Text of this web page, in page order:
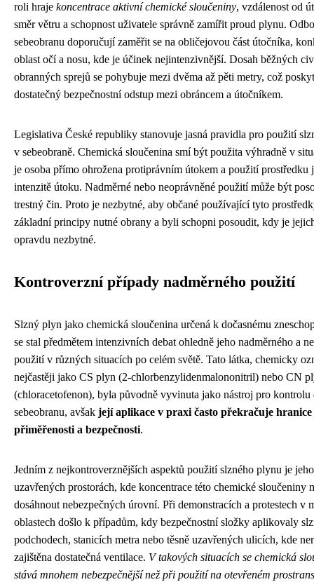
roli hraje koncentrace aktivní chemické sloučeniny, vzdálenost od
směr větru a schopnost uživatele správně zamířit proud plynu.
sebeobranu doporučují zaměřit se na obličejovou část útočníka,
oblast očí a nosu, kde je účinek nejintenzivnější. Dosah běžných
obranných sprejů se pohybuje mezi dvěma až pěti metry, což
dostatečný bezpečnostní odstup mezi obráncem a útočníkem.
Legislativa České republiky stanovuje jasná pravidla pro použití
v sebeobraně. Chemická sloučenina smí být použita výhradně v
je osoba přímo ohrožena protiprávním útokem a použití prostředku
intenzitě útoku. Nadměrné nebo neoprávněné použití může být
trestný čin. Proto je nezbytné, aby občané používající tyto
základní principy nutné obrany a byli schopni posoudit, kdy je
opravdu nezbytné.
Kontroverzní případy nadměrného použití
Slzný plyn jako chemická sloučenina určená k dočasnému
se stal předmětem intenzivních debat ohledně jeho nadměrného a
použití v různých situacích po celém světě. Tato látka, chemicky
nejčastěji jako CS plyn (2-chlorbenzylidenmalononitril) nebo CN
(chloracetofenon), byla původně vyvinuta jako nástroj pro kontrolu
sebeobranu, avšak její aplikace v praxi často překračuje hranice
přiměřenosti a bezpečnosti.
Jedním z nejkontroverznějších aspektů použití slzného plynu je
uzavřených prostorách, kde koncentrace této chemické sloučeniny
dosáhnout nebezpečných úrovní. Při demonstracích a protestech v
oblastech došlo k případům, kdy bezpečnostní složky aplikovaly
podchodech, stanicích metra nebo těsně uzavřených ulicích, kde
zajištěna dostatečná ventilace. V takových situacích se chemická
stává mnohem nebezpečnější než při použití na otevřeném